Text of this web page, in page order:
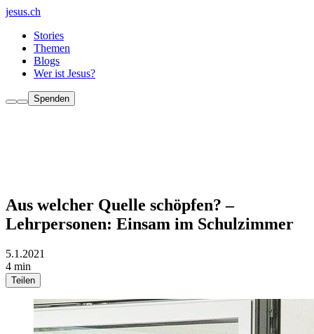
jesus.ch
Stories
Themen
Blogs
Wer ist Jesus?
Spenden
Aus welcher Quelle schöpfen? –
Lehrpersonen: Einsam im Schulzimmer
5.1.2021
4 min
Teilen